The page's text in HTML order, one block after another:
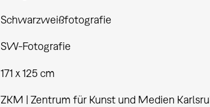
Schwarzweißfotografie
SW-Fotografie
171 x 125 cm
ZKM | Zentrum für Kunst und Medien